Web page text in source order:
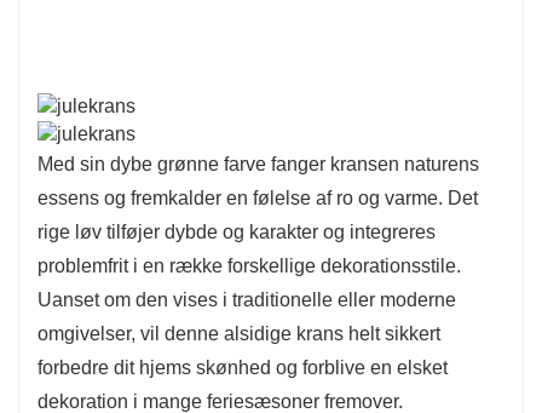
Med sin dybe grønne farve fanger kransen naturens
essens og fremkalder en følelse af ro og varme. Det
rige løv tilføjer dybde og karakter og integreres
problemfrit i en række forskellige dekorationsstile.
Uanset om den vises i traditionelle eller moderne
omgivelser, vil denne alsidige krans helt sikkert
forbedre dit hjems skønhed og forblive en elsket
dekoration i mange feriesæsoner fremover.